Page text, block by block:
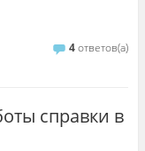
4ответов(а)
справки в